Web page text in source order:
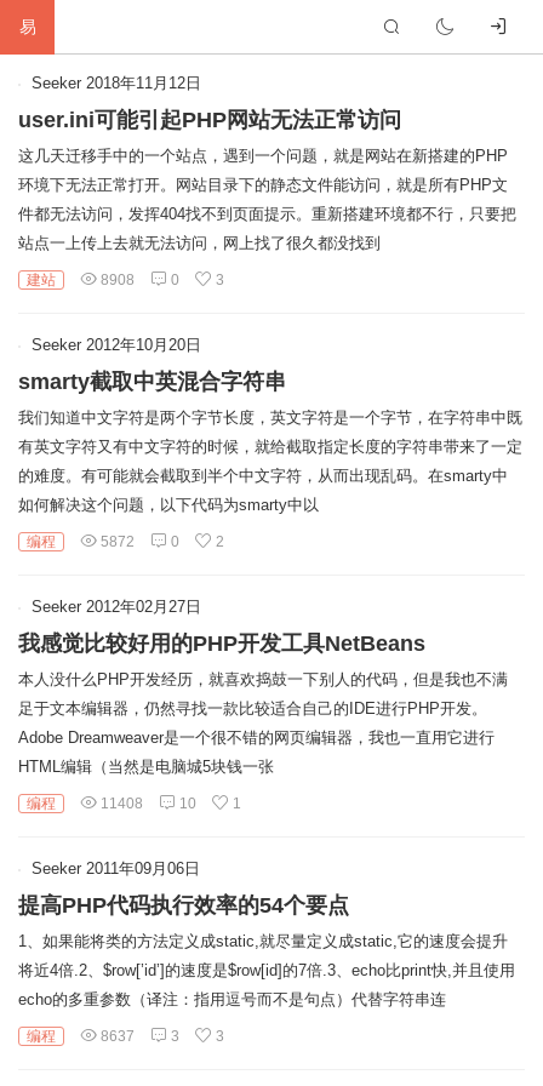
易
首
网
软
编
硬
友
Seeker 2018年11月12日
user.ini可能引起PHP网站无法正常访问
这几天迁移手中的一个站点，遇到一个问题，就是网站在新搭建的PHP
环境下无法正常打开。网站目录下的静态文件能访问，就是所有PHP文
件都无法访问，发挥404找不到页面提示。重新搭建环境都不行，只要把
站点一上传上去就无法访问，网上找了很久都没找到
建站 8908 0 3
Seeker 2012年10月20日
smarty截取中英混合字符串
我们知道中文字符是两个字节长度，英文字符是一个字节，在字符串中既
有英文字符又有中文字符的时候，就给截取指定长度的字符串带来了一定
的难度。有可能就会截取到半个中文字符，从而出现乱码。在smarty中
如何解决这个问题，以下代码为smarty中以
编程 5872 0 2
Seeker 2012年02月27日
我感觉比较好用的PHP开发工具NetBeans
本人没什么PHP开发经历，就喜欢捣鼓一下别人的代码，但是我也不满
足于文本编辑器，仍然寻找一款比较适合自己的IDE进行PHP开发。
Adobe Dreamweaver是一个很不错的网页编辑器，我也一直用它进行
HTML编辑（当然是电脑城5块钱一张
编程 11408 10 1
Seeker 2011年09月06日
提高PHP代码执行效率的54个要点
1、如果能将类的方法定义成static,就尽量定义成static,它的速度会提升
将近4倍.2、$row[’id’]的速度是$row[id]的7倍.3、echo比print快,并且使用
echo的多重参数（译注：指用逗号而不是句点）代替字符串连
编程 8637 3 3